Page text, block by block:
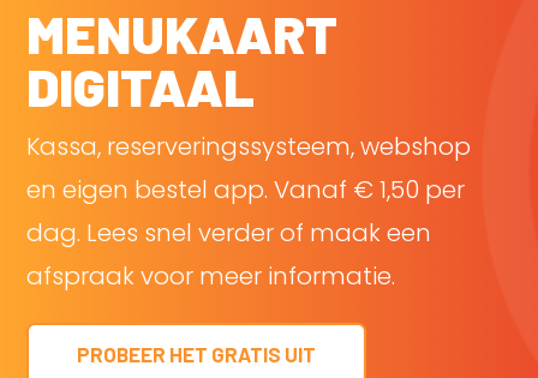
MENUKAART
DIGITAAL
Kassa, reserveringssysteem, webshop
en eigen bestel app. Vanaf € 1,50 per
dag. Lees snel verder of maak een
afspraak voor meer informatie.
PROBEER HET GRATIS UIT